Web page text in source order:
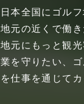
日本全国にゴル
地元の近くで働
地元にもっと観
業を守りたい、
を仕事を通じて